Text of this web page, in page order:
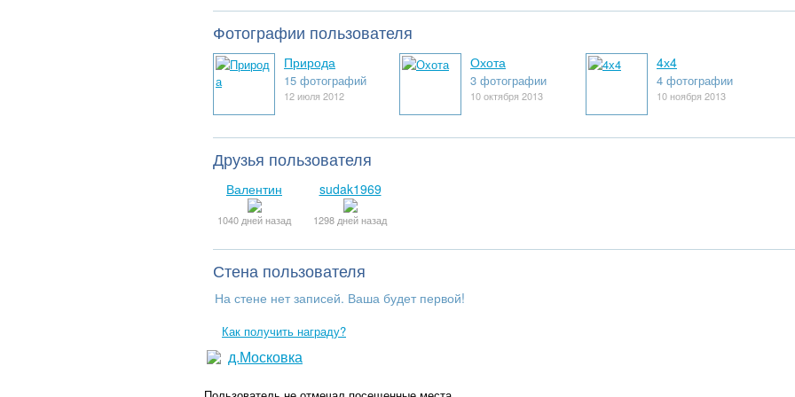
Фотографии пользователя
Природа
15 фотографий
12 июля 2012
Охота
3 фотографии
10 октября 2013
4х4
4 фотографии
10 ноября 2013
Друзья пользователя
Валентин
1040 дней назад
sudak1969
1298 дней назад
Стена пользователя
На стене нет записей. Ваша будет первой!
Как получить награду?
д.Московка